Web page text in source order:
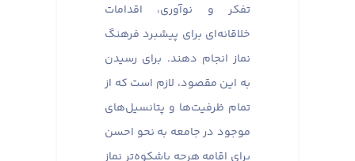
تفکر و نوآوری، اقدامات
خلاقانه‌ای برای پیشبرد فرهنگ
نماز انجام دهند. برای رسیدن
به این مقصود، لازم است که از
تمام ظرفیت‌ها و پتانسیل‌های
موجود در جامعه به نحو احسن
برای اقامه هرچه باشکوه‌تر نماز